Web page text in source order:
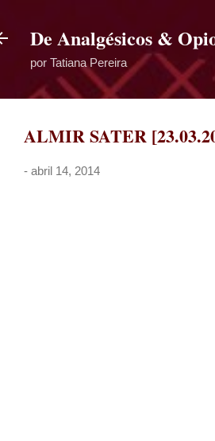
De Analgésicos &
por Tatiana Pereira
ALMIR SATER
- abril 14, 2014